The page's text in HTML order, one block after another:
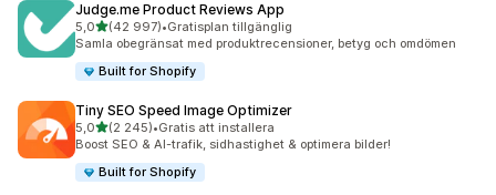
Judge.me Product Reviews App
5,0av 5 stjärnor
(42 997)
42997 recensioner totalt
•Gratisplan tillgänglig
Samla obegränsat med produktrecensioner, betyg och omdömen
Built for Shopify
Tiny SEO Speed Image Optimizer
5,0av 5 stjärnor
(2 245)
2245 recensioner totalt
•Gratis att installera
Boost SEO & AI-trafik, sidhastighet & optimera bilder!
Built for Shopify